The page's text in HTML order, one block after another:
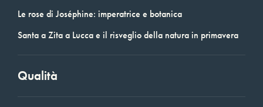
Le rose di Joséphine: imperatrice e botanica
Santa a Zita a Lucca e il risveglio della natura in primavera
Qualità